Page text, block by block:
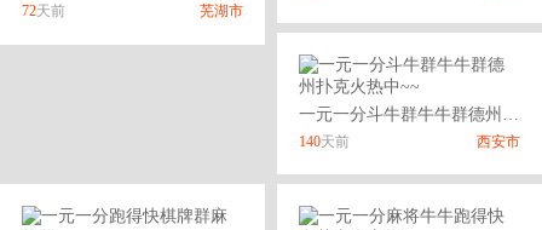
72天前 芜湖市
140天前 西安市